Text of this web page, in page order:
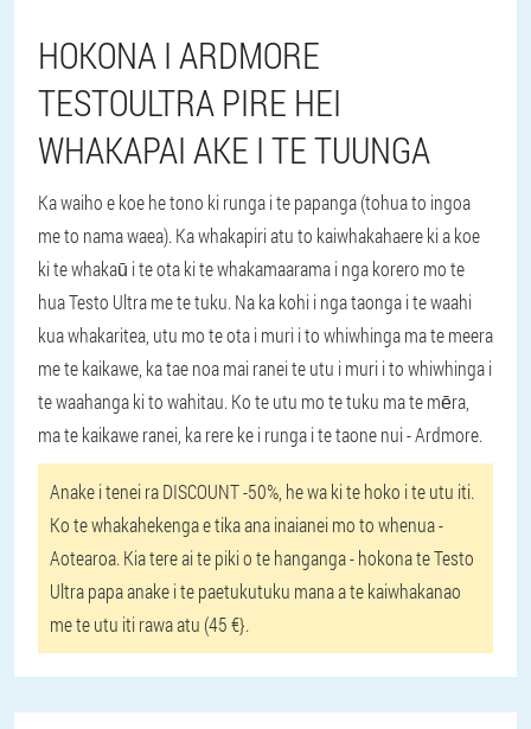
HOKONA I ARDMORE
TESTOULTRA PIRE HEI
WHAKAPAI AKE I TE TUUNGA
Ka waiho e koe he tono ki runga i te papanga (tohua to ingoa
me to nama waea). Ka whakapiri atu to kaiwhakahaere ki a koe
ki te whakaū i te ota ki te whakamaarama i nga korero mo te
hua Testo Ultra me te tuku. Na ka kohi i nga taonga i te waahi
kua whakaritea, utu mo te ota i muri i to whiwhinga ma te meera
me te kaikawe, ka tae noa mai ranei te utu i muri i to whiwhinga i
te waahanga ki to wahitau. Ko te utu mo te tuku ma te mēra,
ma te kaikawe ranei, ka rere ke i runga i te taone nui - Ardmore.
Anake i tenei ra DISCOUNT -50%, he wa ki te hoko i te utu iti.
Ko te whakahekenga e tika ana inaianei mo to whenua -
Aotearoa. Kia tere ai te piki o te hanganga - hokona te Testo
Ultra papa anake i te paetukutuku mana a te kaiwhakanao
me te utu iti rawa atu (45 €}.